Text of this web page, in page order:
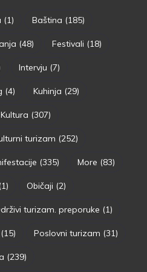
(1) Baština (185)
(48) Festivali (18)
Intervju (7)
(4) Kuhinja (29)
Kultura (307)
turizam (252)
(335) More (83)
(1) Običaji (2)
turizam. preporuke (1)
(15) Poslovni turizam (31)
(239)